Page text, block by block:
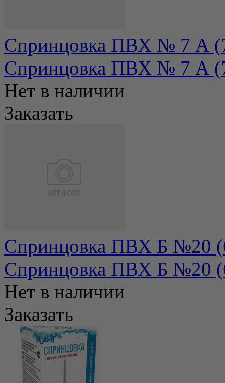
Спринцовка ПВХ № 7 А
Спринцовка ПВХ № 7 А
Нет в наличии
Заказать
Спринцовка ПВХ Б №20
Спринцовка ПВХ Б №20
Нет в наличии
Заказать